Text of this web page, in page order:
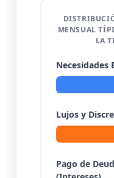
MENSUAL
LA
Necesidades
Lujos y
Pago de